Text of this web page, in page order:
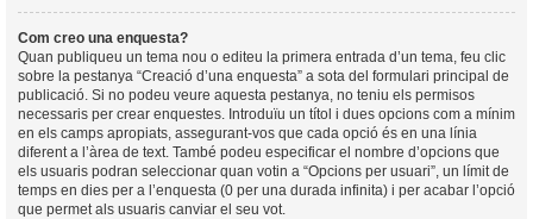
Com creo una enquesta?
Quan publiqueu un tema nou o editeu la primera entrada d’un tema, feu clic
sobre la pestanya “Creació d’una enquesta” a sota del formulari principal de
publicació. Si no podeu veure aquesta pestanya, no teniu els permisos
necessaris per crear enquestes. Introduïu un títol i dues opcions com a mínim
en els camps apropiats, assegurant-vos que cada opció és en una línia
diferent a l’àrea de text. També podeu especificar el nombre d’opcions que
els usuaris podran seleccionar quan votin a “Opcions per usuari”, un límit de
temps en dies per a l’enquesta (0 per una durada infinita) i per acabar l’opció
que permet als usuaris canviar el seu vot.